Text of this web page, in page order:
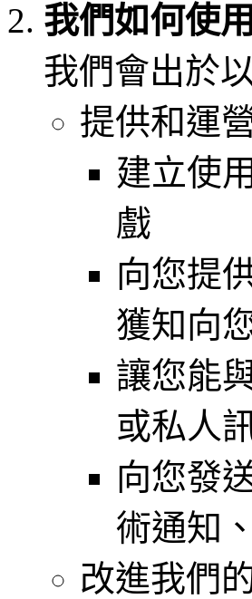
我們如何使
我們會出於
提供和運
建立使
戲
向您提
獲知向
讓您能
或私人
向您發
術通知
改進我們